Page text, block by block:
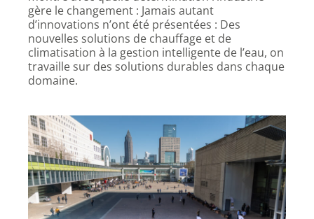
gère le changement : Jamais autant
d’innovations n’ont été présentées : Des
nouvelles solutions de chauffage et de
climatisation à la gestion intelligente de l’eau, on
travaille sur des solutions durables dans chaque
domaine.